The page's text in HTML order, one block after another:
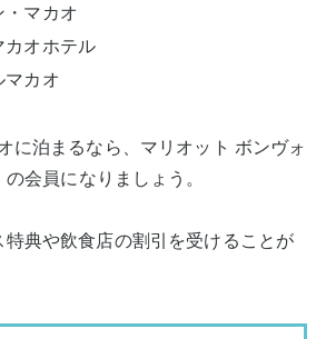
・マカオ
カオホテル
マカオ
に泊まるなら、マリオット ボンヴォ
会員になりましょう。
典や飲食店の割引を受けることが